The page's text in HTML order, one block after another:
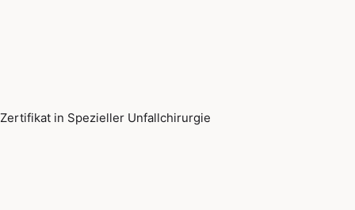
Zertifikat in Spezieller Unfallchirurgie